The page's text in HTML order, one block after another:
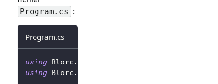
Program.cs :
Program.cs
using Blorc .
using Blorc .